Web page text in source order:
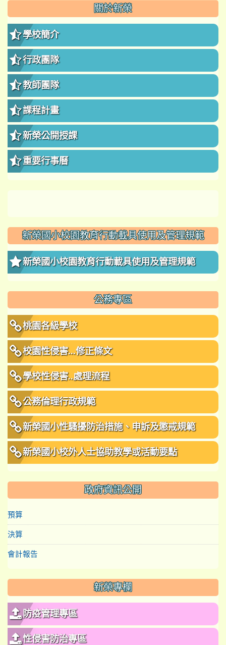
::: 關於新榮
學校簡介
行政團隊
教師團隊
課程計畫
新榮公開授課
重要行事曆
新榮國小校園教育行動載具使用及管理規範
新榮國小校園教育行動載具使用及管理規範
公務專區
桃園各級學校
校園性侵害...修正條文
學校性侵害..處理流程
公務倫理行政規範
新榮國小性騷擾防治措施、申訴及懲戒規範
新榮國小校外人士協助教學或活動要點
政府資訊公開
預算
決算
會計報告
新榮專欄
防疫管理專區
性侵害防治專區